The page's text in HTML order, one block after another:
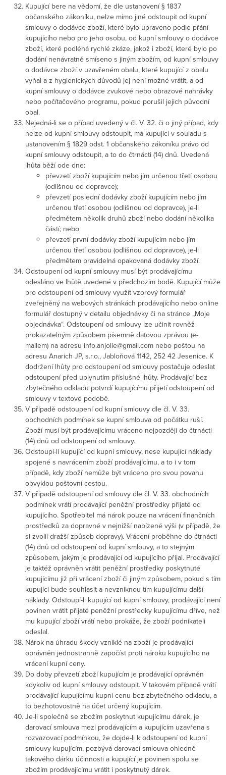
Kupující bere na vědomí, že dle ustanovení § 1837
občanského zákoníku, nelze mimo jiné odstoupit od kupní
smlouvy o dodávce zboží, které bylo upraveno podle přání
kupujícího nebo pro jeho osobu, od kupní smlouvy o dodávce
zboží, které podléhá rychlé zkáze, jakož i zboží, které bylo po
dodání nenávratně smíseno s jiným zbožím, od kupní smlouvy
o dodávce zboží v uzavřeném obalu, které kupující z obalu
vyňal a z hygienických důvodů jej není možné vrátit, a od
kupní smlouvy o dodávce zvukové nebo obrazové nahrávky
nebo počítačového programu, pokud porušil jejich původní
obal.
Nejedná-li se o případ uvedený v čl. V. 32. či o jiný případ, kdy
nelze od kupní smlouvy odstoupit, má kupující v souladu s
ustanovením § 1829 odst. 1 občanského zákoníku právo od
kupní smlouvy odstoupit, a to do čtrnácti (14) dnů. Uvedená
lhůta běží ode dne:
převzetí zboží kupujícím nebo jím určenou třetí osobou
(odlišnou od dopravce);
převzetí poslední dodávky zboží kupujícím nebo jím
určenou třetí osobou (odlišnou od dopravce), je-li
předmětem několik druhů zboží nebo dodání několika
částí; nebo
převzetí první dodávky zboží kupujícím nebo jím
určenou třetí osobou (odlišnou od dopravce), je-li
předmětem pravidelná opakovaná dodávky zboží.
Odstoupení od kupní smlouvy musí být prodávajícímu
odesláno ve lhůtě uvedené v předchozím bodě. Kupující může
pro odstoupení od smlouvy využít vzorový formulář
zveřejněný na webových stránkách prodávajícího nebo online
formulář dostupný v detailu objednávky či na stránce „Moje
objednávka“. Odstoupení od smlouvy lze učinit rovněž
prokazatelným způsobem písemně datovou zprávou (e-
mailem) na adresu info.anjolie@gmail.com nebo poštou na
adresu Anarich JP, s.r.o., Jabloňová 1142, 252 42 Jesenice. K
dodržení lhůty pro odstoupení od smlouvy postačuje odeslat
odstoupení před uplynutím příslušné lhůty. Prodávající bez
zbytečného odkladu potvrdí kupujícímu přijetí odstoupení od
smlouvy v textové podobě.
V případě odstoupení od kupní smlouvy dle čl. V. 33.
obchodních podmínek se kupní smlouva od počátku ruší.
Zboží musí být prodávajícímu vráceno nejpozději do čtrnácti
(14) dnů od odstoupení od smlouvy.
Odstoupí-li kupující od kupní smlouvy, nese kupující náklady
spojené s navrácením zboží prodávajícímu, a to i v tom
případě, kdy zboží nemůže být vráceno pro svou povahu
obvyklou poštovní cestou.
V případě odstoupení od smlouvy dle čl. V. 33. obchodních
podmínek vrátí prodávající peněžní prostředky přijaté od
kupujícího. Spotřebitel má nárok pouze na vrácení finančních
prostředků za dopravné v nejnižší nabízené výši (v případě, že
si zvolil dražší způsob dopravy). Vrácení proběhne do čtrnácti
(14) dnů od odstoupení od kupní smlouvy, a to stejným
způsobem, jakým je prodávající od kupujícího přijal. Prodávající
je taktéž oprávněn vrátit peněžní prostředky poskytnuté
kupujícímu již při vrácení zboží či jiným způsobem, pokud s tím
kupující bude souhlasit a nevzniknou tím kupujícímu další
náklady. Odstoupí-li kupující od kupní smlouvy, prodávající není
povinen vrátit přijaté peněžní prostředky kupujícímu dříve, než
mu kupující zboží vrátí nebo prokáže, že zboží podnikateli
odeslal.
Nárok na úhradu škody vzniklé na zboží je prodávající
oprávněn jednostranně započíst proti nároku kupujícího na
vrácení kupní ceny.
Do doby převzetí zboží kupujícím je prodávající oprávněn
kdykoliv od kupní smlouvy odstoupit. V takovém případě vrátí
prodávající kupujícímu kupní cenu bez zbytečného odkladu, a
to bezhotovostně na účet určený kupujícím.
Je-li společně se zbožím poskytnut kupujícímu dárek, je
darovací smlouva mezi prodávajícím a kupujícím uzavřena s
rozvazovací podmínkou, že dojde-li k odstoupení od kupní
smlouvy kupujícím, pozbývá darovací smlouva ohledně
takového dárku účinnosti a kupující je povinen spolu se
zbožím prodávajícímu vrátit i poskytnutý dárek.